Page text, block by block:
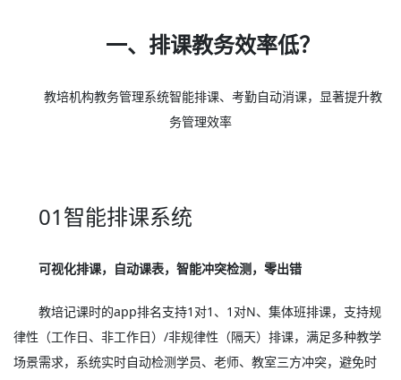
一、排课教务效率低？
教培机构教务管理系统智能排课、考勤自动消课，显著提升教
务管理效率
01智能排课系统
可视化排课，自动课表，智能冲突检测，零出错
教培记课时的app排名支持1对1、1对N、集体班排课，支持规
律性（工作日、非工作日）/非规律性（隔天）排课，满足多种教学
场景需求，系统实时自动检测学员、老师、教室三方冲突，避免时